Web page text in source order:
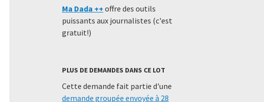
Ma Dada ++ offre des outils
puissants aux journalistes (c'est
gratuit!)
PLUS DE DEMANDES DANS CE LOT
Cette demande fait partie d'une
demande groupée envoyée à 28